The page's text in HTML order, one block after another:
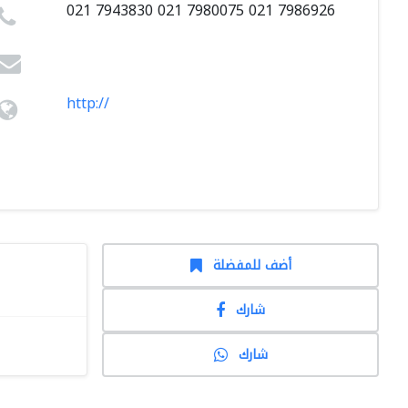
021 7943830 021 7980075 021 7986926
http://
أضف للمفضلة
شارك
شارك